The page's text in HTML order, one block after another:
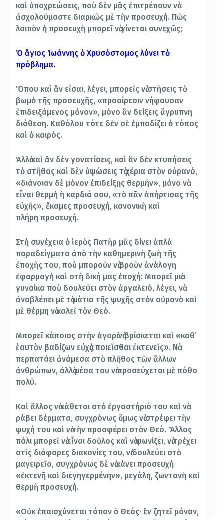
καὶ ὑποχρεώσεις, ποὺ δὲν μᾶς ἐπιτρέπουν νὰ
ἀσχολούμαστε διαρκῶς μὲ τὴν προσευχή. Πῶς
λοιπὸν ἡ προσευχὴ μπορεῖ νὰ γίνεται συνεχῶς;
Ὁ ἅγιος Ἰωάννης ὁ Χρυσόστομος λύνει τὸ
πρόβλημα.
Ὅπου καὶ ἂν εἶσαι, λέγει, μπορεῖς νὰ στήσεις τὸ
βωμὸ τῆς προσευχῆς, «προαίρεσιν νήφουσαν
ἐπιδειξάμενος μόνον», μόνο ἂν δείξεις ἄγρυπνη
διάθεση. Καθόλου τότε δὲν σὲ ἐμποδίζει ὁ τόπος
καὶ ὁ καιρός.
Ἀλλὰ καὶ ἂν δὲν γονατίσεις, καὶ ἂν δὲν κτυπήσεις
τὸ στῆθος καὶ δὲν ὑψώσεις τὰ χέρια στὸν οὐρανό,
«διάνοιαν δὲ μόνον ἐπιδείξῃς θερμήν», μόνο νὰ
εἶναι θερμὴ ἡ καρδιά σου, «τὸ πᾶν ἀπήρτισας τῆς
εὐχῆς», ἔκαμες προσευχή, κανονικὴ καὶ
πλήρη προσευχή.
Στὴ συνέχεια ὁ ἱερὸς Πατὴρ μᾶς δίνει ἁπλὰ
παραδείγματα ἀπὸ τὴν καθημερινὴ ζωὴ τῆς
ἐποχῆς του, ποὺ μποροῦν νὰ βροῦν ἀνάλογη
ἐφαρμογὴ καὶ στὴ δική μας ἐποχή: Μπορεῖ μιὰ
γυναίκα ποὺ δουλεύει στὸν ἀργαλειό, λέγει, νὰ
ἀναβλέπει μὲ τὰ μάτια τῆς ψυχῆς στὸν οὐρανὸ καὶ
μὲ θέρμη νὰ καλεῖ τὸν Θεό.
Μπορεῖ κάποιος στὴν ἀγορὰ νὰ βρίσκεται καὶ «καθ’
ἑαυτὸν βαδίζων εὐχὰς ποιεῖσθαι ἐκτενεῖς». Νὰ
περπατάει ἀνάμεσα στὸ πλῆθος τῶν ἄλλων
ἀνθρώπων, ἀλλὰ μέσα του νὰ προσεύχεται μὲ πόθο
πολύ.
Καὶ ἄλλος νὰ κάθεται στὸ ἐργαστήριό του καὶ νὰ
ράβει δέρματα, συγχρόνως ὅμως νὰ στρέφει τὴν
ψυχή του καὶ νὰ τὴν προσφέρει στὸν Θεό. Ἄλλος
πάλι μπορεῖ νὰ εἶναι δοῦλος καὶ νὰ ψωνίζει, νὰ τρέχει
στὶς διάφορες διακονίες του, νὰ δουλεύει στὸ
μαγειρεῖο, συγχρόνως δὲ νὰ κάνει προσευχὴ
«ἐκτενῆ καὶ διεγηγερμένην», μεγάλη, ζωντανὴ καὶ
θερμὴ προσευχή.
«Οὐκ ἐπαισχύνεται τόπον ὁ Θεός· ἓν ζητεῖ μόνον,